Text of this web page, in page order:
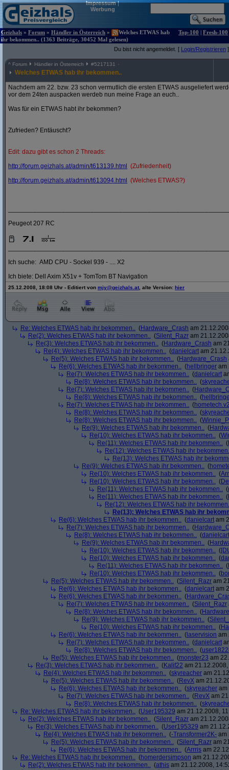
Impressum|
Werbung
Geizhals » Forum » Händler in Österreich »
Welches ETWAS hab
ihr bekommen.. (1363 Beiträge, 30452 Mal gelesen)
Top-100 | Fresh-100
Du bist nicht angemeldet. [ Login/Registrieren ]
^ Forum Händler in Österreich #5217131
Welches ETWAS hab ihr bekommen..
Nachdem am 22. bzw. 23 schon vermutlich die ersten ETWAS ausgeliefert
vor dem 24ten auspacken werdeb nun meine Frage an euch..
Was für ein ETWAS habt ihr bekommen?
Zufrieden? Entäuscht?
Edit: dazu gibt es schon 2 Threads:
http://forum.geizhals.at/admin/t613139.html
(Zufriedenheit)
http://forum.geizhals.at/admin/t613094.html (Welches ETWAS?)
Peugeot 207 RC
Ich suche: AMD CPU - Sockel 939 - .... X2
Ich biete: Dell Axim X51v + TomTom BT Navigation
25.12.2008, 18:08 Uhr - Editiert von mjy@geizhals.at , alte Version: hier
Re: Welches ETWAS hab ihr bekommen.. (Hardware_Crash am
Re(2): Welches ETWAS hab ihr bekommen.. (Silent_Razr am
Re(3): Welches ETWAS hab ihr bekommen.. (Hardware_Crash am
Re(4): Welches ETWAS hab ihr bekommen.. (danielcart am
Re(5): Welches ETWAS hab ihr bekommen.. (Hardware_Crash
Re(6): Welches ETWAS hab ihr bekommen.. (hellbringer am
Re(7): Welches ETWAS hab ihr bekommen.. (danielcart
Re(8): Welches ETWAS hab ihr bekommen.. (
Re(7): Welches ETWAS hab ihr bekommen.. (
Re(8): Welches ETWAS hab ihr bekommen.. (
Re(7): Welches ETWAS hab ihr bekommen.. (
Re(8): Welches ETWAS hab ihr bekommen.. (
Re(8): Welches ETWAS hab ihr bekommen.. (
Re(9): Welches ETWAS hab ihr bekommen.. (
Re(10): Welches ETWAS hab ihr bekommen.. (
Re(11): Welches ETWAS hab ihr bekommen.. (
Re(12): Welches ETWAS hab ihr
Re(13): Welches ETWAS hab ihr
Re(9): Welches ETWAS hab ihr bekommen.. (
Re(10): Welches ETWAS hab ihr bekommen.. (
Re(10): Welches ETWAS hab ihr bekommen.. (
Re(11): Welches ETWAS hab ihr bekommen.. (
Re(11): Welches ETWAS hab ihr bekommen.. (
Re(12): Welches ETWAS hab ihr
Re(13): Welches ETWAS hab ihr
Re(6): Welches ETWAS hab ihr bekommen.. (danielcart am
Re(7): Welches ETWAS hab ihr bekommen.. (
Re(8): Welches ETWAS hab ihr bekommen.. (danielcart
Re(9): Welches ETWAS hab ihr bekommen.. (
Re(10): Welches ETWAS hab ihr bekommen.. (
Re(10): Welches ETWAS hab ihr bekommen.. (
Re(11): Welches ETWAS hab ihr bekommen.. (
Re(10): Welches ETWAS hab ihr bekommen.. (
Re(5): Welches ETWAS hab ihr bekommen.. (Silent_Razr am
Re(6): Welches ETWAS hab ihr bekommen.. (danielcart am
Re(6): Welches ETWAS hab ihr bekommen.. (
Re(7): Welches ETWAS hab ihr bekommen.. (Silent_Razr
Re(8): Welches ETWAS hab ihr bekommen.. (
Re(9): Welches ETWAS hab ihr bekommen.. (
Re(10): Welches ETWAS hab ihr bekommen.. (
Re(6): Welches ETWAS hab ihr bekommen.. ( laservision am
Re(7): Welches ETWAS hab ihr bekommen.. (danielcart
Re(8): Welches ETWAS hab ihr bekommen.. (
Re(5): Welches ETWAS hab ihr bekommen.. (monster23 am
Re(3): Welches ETWAS hab ihr bekommen.. (Kalif22 am
Re(4): Welches ETWAS hab ihr bekommen.. (skyreacher am
Re(5): Welches ETWAS hab ihr bekommen.. (RevX am
Re(6): Welches ETWAS hab ihr bekommen.. (skyreacher am
Re(7): Welches ETWAS hab ihr bekommen.. (RevX am
Re(8): Welches ETWAS hab ihr bekommen.. (
Re: Welches ETWAS hab ihr bekommen.. (User195329 am 21.12.2008,
Re(2): Welches ETWAS hab ihr bekommen.. (Silent_Razr am
Re(3): Welches ETWAS hab ihr bekommen.. (User195329 am
Re(4): Welches ETWAS hab ihr bekommen.. (-Transformer2K- am
Re(5): Welches ETWAS hab ihr bekommen.. (Silent_Razr am
Re(6): Welches ETWAS hab ihr bekommen.. (Arrris am
Re: Welches ETWAS hab ihr bekommen.. (homerdersimpson am
Re(2): Welches ETWAS hab ihr bekommen.. (athis am 21.12.2008,